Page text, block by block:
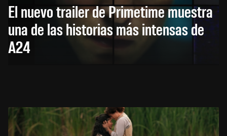
El nuevo trailer de Primetime muestra
una de las historias más intensas de
A24